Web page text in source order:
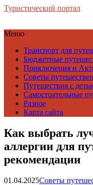
Туристический портал
Меню
Транспорт для
Бюджетные
Приключения и
Советы
Путешествия с
Самостоятельные
Разное
Карта сайта
Как выбрать
аллергии для
рекомендации
01.04.2025Советы